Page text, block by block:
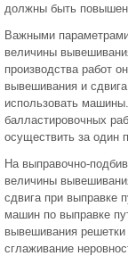
должны быть
Важными
величины
производства работ
вывешивания и
использовать
балластировочных
осуществить за один
На выправочно-
величины
сдвига при выправке
машин по выправке
вывешивания
сглаживание